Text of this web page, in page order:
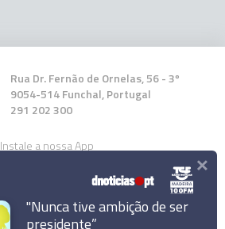
Rua Dr. Fernão de Ornelas, 56 - 3º
9054-514 Funchal, Portugal
291 202 300
Instale a nossa App
"Nunca tive ambição de ser
presidente”
×